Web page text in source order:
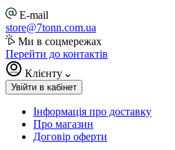
E-mail
store@7tonn.com.ua
Ми в соцмережах
Перейти до контактів
Клієнту
Увійти в кабінет
Інформація про доставку
Про магазин
Договір оферти